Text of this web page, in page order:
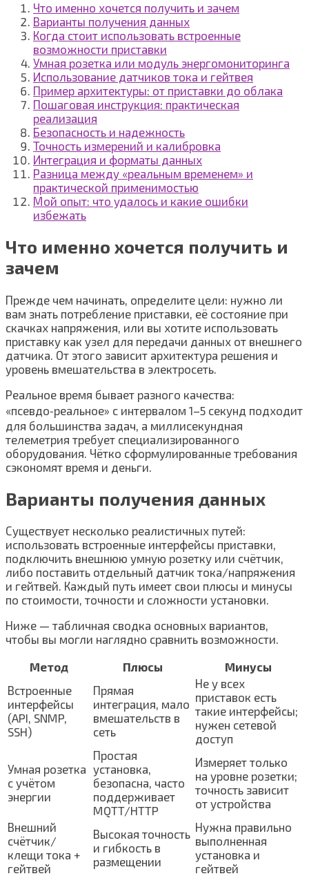
Что именно хочется получить и зачем
Варианты получения данных
Когда стоит использовать встроенные
возможности приставки
Умная розетка или модуль энергомониторинга
Использование датчиков тока и гейтвея
Пример архитектуры: от приставки до облака
Пошаговая инструкция: практическая
реализация
Безопасность и надежность
Точность измерений и калибровка
Интеграция и форматы данных
Разница между «реальным временем» и
практической применимостью
Мой опыт: что удалось и какие ошибки
избежать
Что именно хочется получить и
зачем
Прежде чем начинать, определите цели: нужно ли
вам знать потребление приставки, её состояние при
скачках напряжения, или вы хотите использовать
приставку как узел для передачи данных от внешнего
датчика. От этого зависит архитектура решения и
уровень вмешательства в электросеть.
Реальное время бывает разного качества:
«псевдо‑реальное» с интервалом 1–5 секунд подходит
для большинства задач, а миллисекундная
телеметрия требует специализированного
оборудования. Чётко сформулированные требования
сэкономят время и деньги.
Варианты получения данных
Существует несколько реалистичных путей:
использовать встроенные интерфейсы приставки,
подключить внешнюю умную розетку или счётчик,
либо поставить отдельный датчик тока/напряжения
и гейтвей. Каждый путь имеет свои плюсы и минусы
по стоимости, точности и сложности установки.
Ниже — табличная сводка основных вариантов,
чтобы вы могли наглядно сравнить возможности.
Метод
Плюсы
Минусы
Встроенные
интерфейсы
(API, SNMP,
SSH)
Прямая
интеграция, мало
вмешательств в
сеть
Не у всех
приставок есть
такие интерфейсы;
нужен сетевой
доступ
Умная розетка
с учётом
энергии
Простая
установка,
безопасна, часто
поддерживает
MQTT/HTTP
Измеряет только
на уровне розетки;
точность зависит
от устройства
Внешний
счётчик/
клещи тока +
гейтвей
Высокая точность
и гибкость в
размещении
Нужна правильно
выполненная
установка и
гейтвей